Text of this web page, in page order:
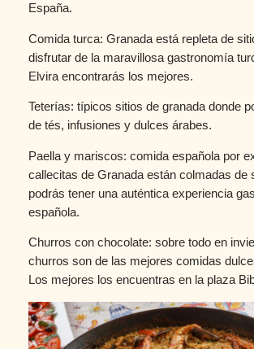
España.
Comida turca: Granada está repleta de
disfrutar de la maravillosa gastronomía
Elvira encontrarás los mejores.
Teterías: típicos sitios de granada donde
de tés, infusiones y dulces árabes.
Paella y mariscos: comida española por
callecitas de Granada están colmadas de
podrás tener una auténtica experiencia
española.
Churros con chocolate: sobre todo en
churros son de las mejores comidas
Los mejores los encuentras en la plaza